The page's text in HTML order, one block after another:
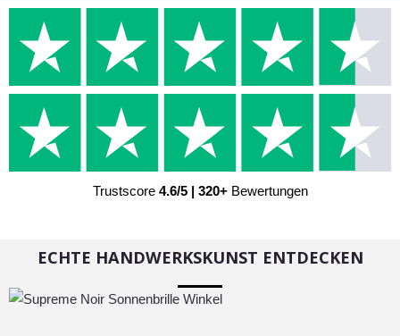
Trustscore 4.6/5 | 320+ Bewertungen
ECHTE HANDWERKSKUNST ENTDECKEN